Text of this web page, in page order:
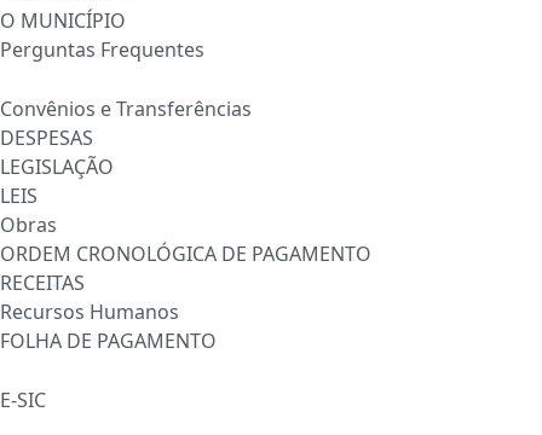
O MUNICÍPIO
Perguntas Frequentes
Convênios e Transferências
DESPESAS
LEGISLAÇÃO
LEIS
Obras
ORDEM CRONOLÓGICA DE PAGAMENTO
RECEITAS
Recursos Humanos
FOLHA DE PAGAMENTO
E-SIC